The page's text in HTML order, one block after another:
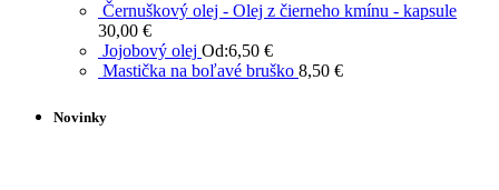
Černuškový olej - Olej z čierneho kmínu - kapsule
30,00 €
Jojobový olej Od:6,50 €
Mastička na boľavé bruško 8,50 €
Novinky